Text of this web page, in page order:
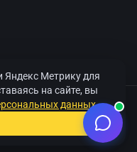
полиграфии в Санкт-
Метрику для
на сайте, вы
данных.